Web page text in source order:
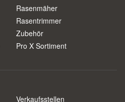
Rasenmäher
Rasentrimmer
Zubehör
Pro X Sortiment
Verkaufsstellen